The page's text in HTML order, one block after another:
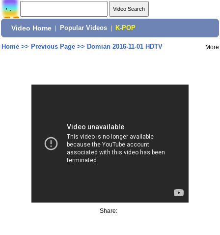
Video Home Popular Videos K-POP
Home>> Previous Page>> Domian 2016-11-01 HDTV More
Share: